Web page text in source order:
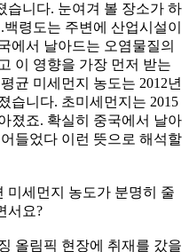
습니다. 눈여겨 볼 장소가 하
령도는 주변에 산업시설이
에서 날아드는 오염물질의
이 영향을 가장 먼저 받는
균 미세먼지 농도는 2012년
습니다. 초미세먼지는 2015
졌죠. 확실히 중국에서 날아
들었다 이런 뜻으로 해석할
세먼지 농도가 분명히 줄
서요?
올림픽 현장에 취재를 갔을